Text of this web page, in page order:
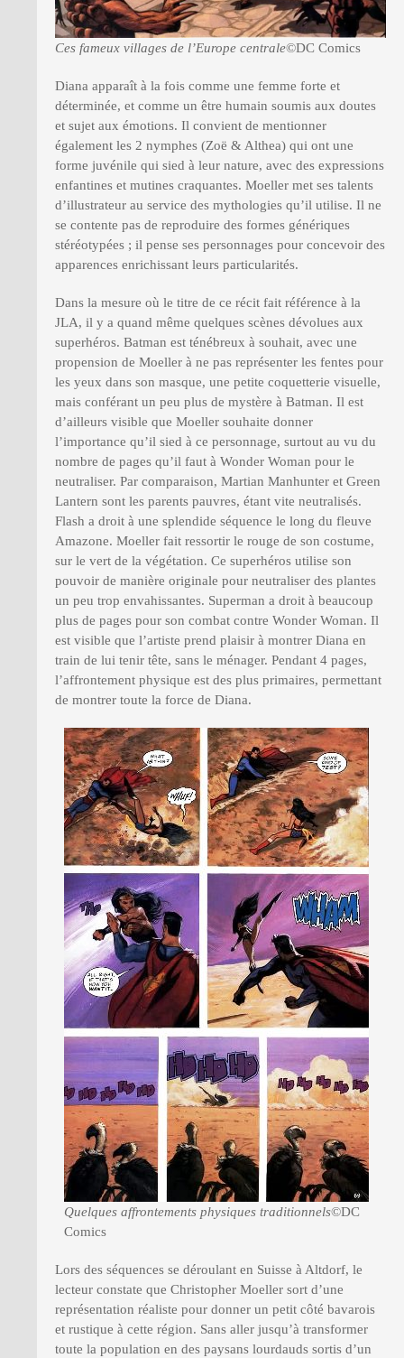
Ces fameux villages de l’Europe centrale©DC Comics
Diana apparaît à la fois comme une femme forte et
déterminée, et comme un être humain soumis aux doutes
et sujet aux émotions. Il convient de mentionner
également les 2 nymphes (Zoë & Althea) qui ont une
forme juvénile qui sied à leur nature, avec des expressions
enfantines et mutines craquantes. Moeller met ses talents
d’illustrateur au service des mythologies qu’il utilise. Il ne
se contente pas de reproduire des formes génériques
stéréotypées ; il pense ses personnages pour concevoir des
apparences enrichissant leurs particularités.
Dans la mesure où le titre de ce récit fait référence à la
JLA, il y a quand même quelques scènes dévolues aux
superhéros. Batman est ténébreux à souhait, avec une
propension de Moeller à ne pas représenter les fentes pour
les yeux dans son masque, une petite coquetterie visuelle,
mais conférant un peu plus de mystère à Batman. Il est
d’ailleurs visible que Moeller souhaite donner
l’importance qu’il sied à ce personnage, surtout au vu du
nombre de pages qu’il faut à Wonder Woman pour le
neutraliser. Par comparaison, Martian Manhunter et Green
Lantern sont les parents pauvres, étant vite neutralisés.
Flash a droit à une splendide séquence le long du fleuve
Amazone. Moeller fait ressortir le rouge de son costume,
sur le vert de la végétation. Ce superhéros utilise son
pouvoir de manière originale pour neutraliser des plantes
un peu trop envahissantes. Superman a droit à beaucoup
plus de pages pour son combat contre Wonder Woman. Il
est visible que l’artiste prend plaisir à montrer Diana en
train de lui tenir tête, sans le ménager. Pendant 4 pages,
l’affrontement physique est des plus primaires, permettant
de montrer toute la force de Diana.
Quelques affrontements physiques traditionnels©DC
Comics
Lors des séquences se déroulant en Suisse à Altdorf, le
lecteur constate que Christopher Moeller sort d’une
représentation réaliste pour donner un petit côté bavarois
et rustique à cette région. Sans aller jusqu’à transformer
toute la population en des paysans lourdauds sortis d’un